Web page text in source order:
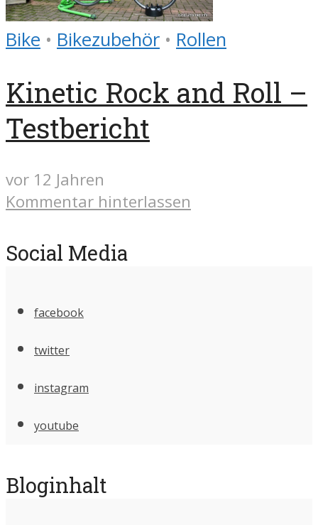
Bike • Bikezubehör • Rollen
Kinetic Rock and Roll –
Testbericht
vor 12 Jahren
Kommentar hinterlassen
Social Media
facebook
twitter
instagram
youtube
Bloginhalt